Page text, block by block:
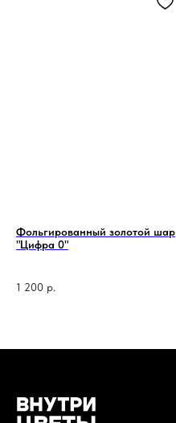
Фольгированный золотой шар
"Цифра 0"
1 200 р.